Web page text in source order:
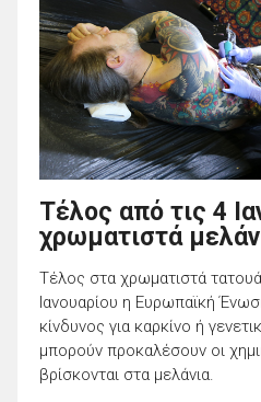
Τέλος από τις 4
χρωματιστά
Τέλος στα χρωματιστά
Ιανουαρίου η Ευρωπαϊκή
κίνδυνος για καρκίνο ή
μπορούν προκαλέσουν οι
βρίσκονται στα μελάνια.